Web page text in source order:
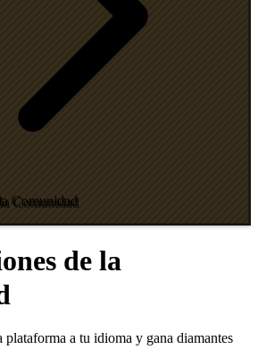
Comunidad
de la
plataforma a tu idioma y gana diamantes